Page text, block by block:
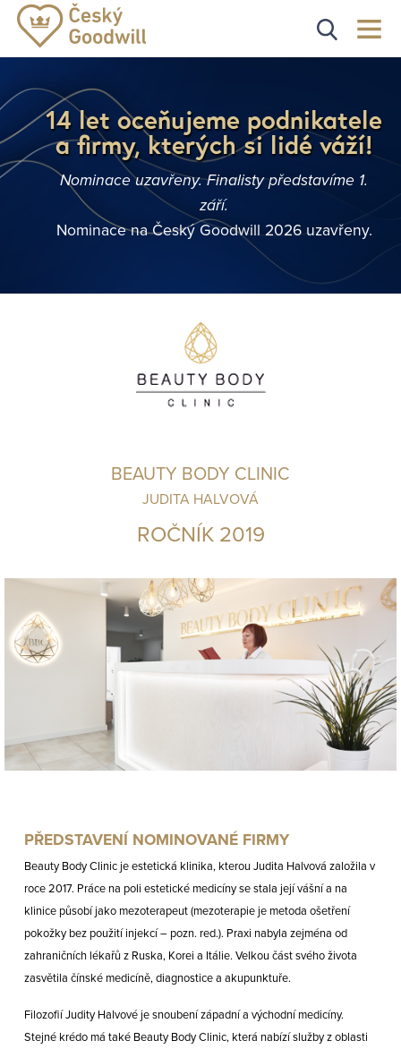
14 let oceňujeme podnikatele
a firmy, kterých si lidé váží!
Nominace uzavřeny. Finalisty představíme 1.
září.
Nominace na Český Goodwill 2026 uzavřeny.
BEAUTY BODY CLINIC
JUDITA HALVOVÁ
ROČNÍK 2019
PŘEDSTAVENÍ NOMINOVANÉ FIRMY
Beauty Body Clinic je estetická klinika, kterou Judita Halvová založila v
roce 2017. Práce na poli estetické medicíny se stala její vášní a na
klinice působí jako mezoterapeut (mezoterapie je metoda ošetření
pokožky bez použití injekcí – pozn. red.). Praxi nabyla zejména od
zahraničních lékařů z Ruska, Korei a Itálie. Velkou část svého života
zasvětila čínské medicíně, diagnostice a akupunktuře.
Filozofií Judity Halvové je snoubení západní a východní medicíny.
Stejné krédo má také Beauty Body Clinic, která nabízí služby z oblasti